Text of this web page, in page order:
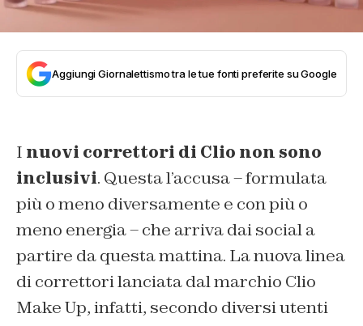
Aggiungi Giornalettismo tra le tue fonti preferite su Google
I nuovi correttori di Clio non sono
inclusivi. Questa l’accusa – formulata
più o meno diversamente e con più o
meno energia – che arriva dai social a
partire da questa mattina. La nuova linea
di correttori lanciata dal marchio Clio
Make Up, infatti, secondo diversi utenti